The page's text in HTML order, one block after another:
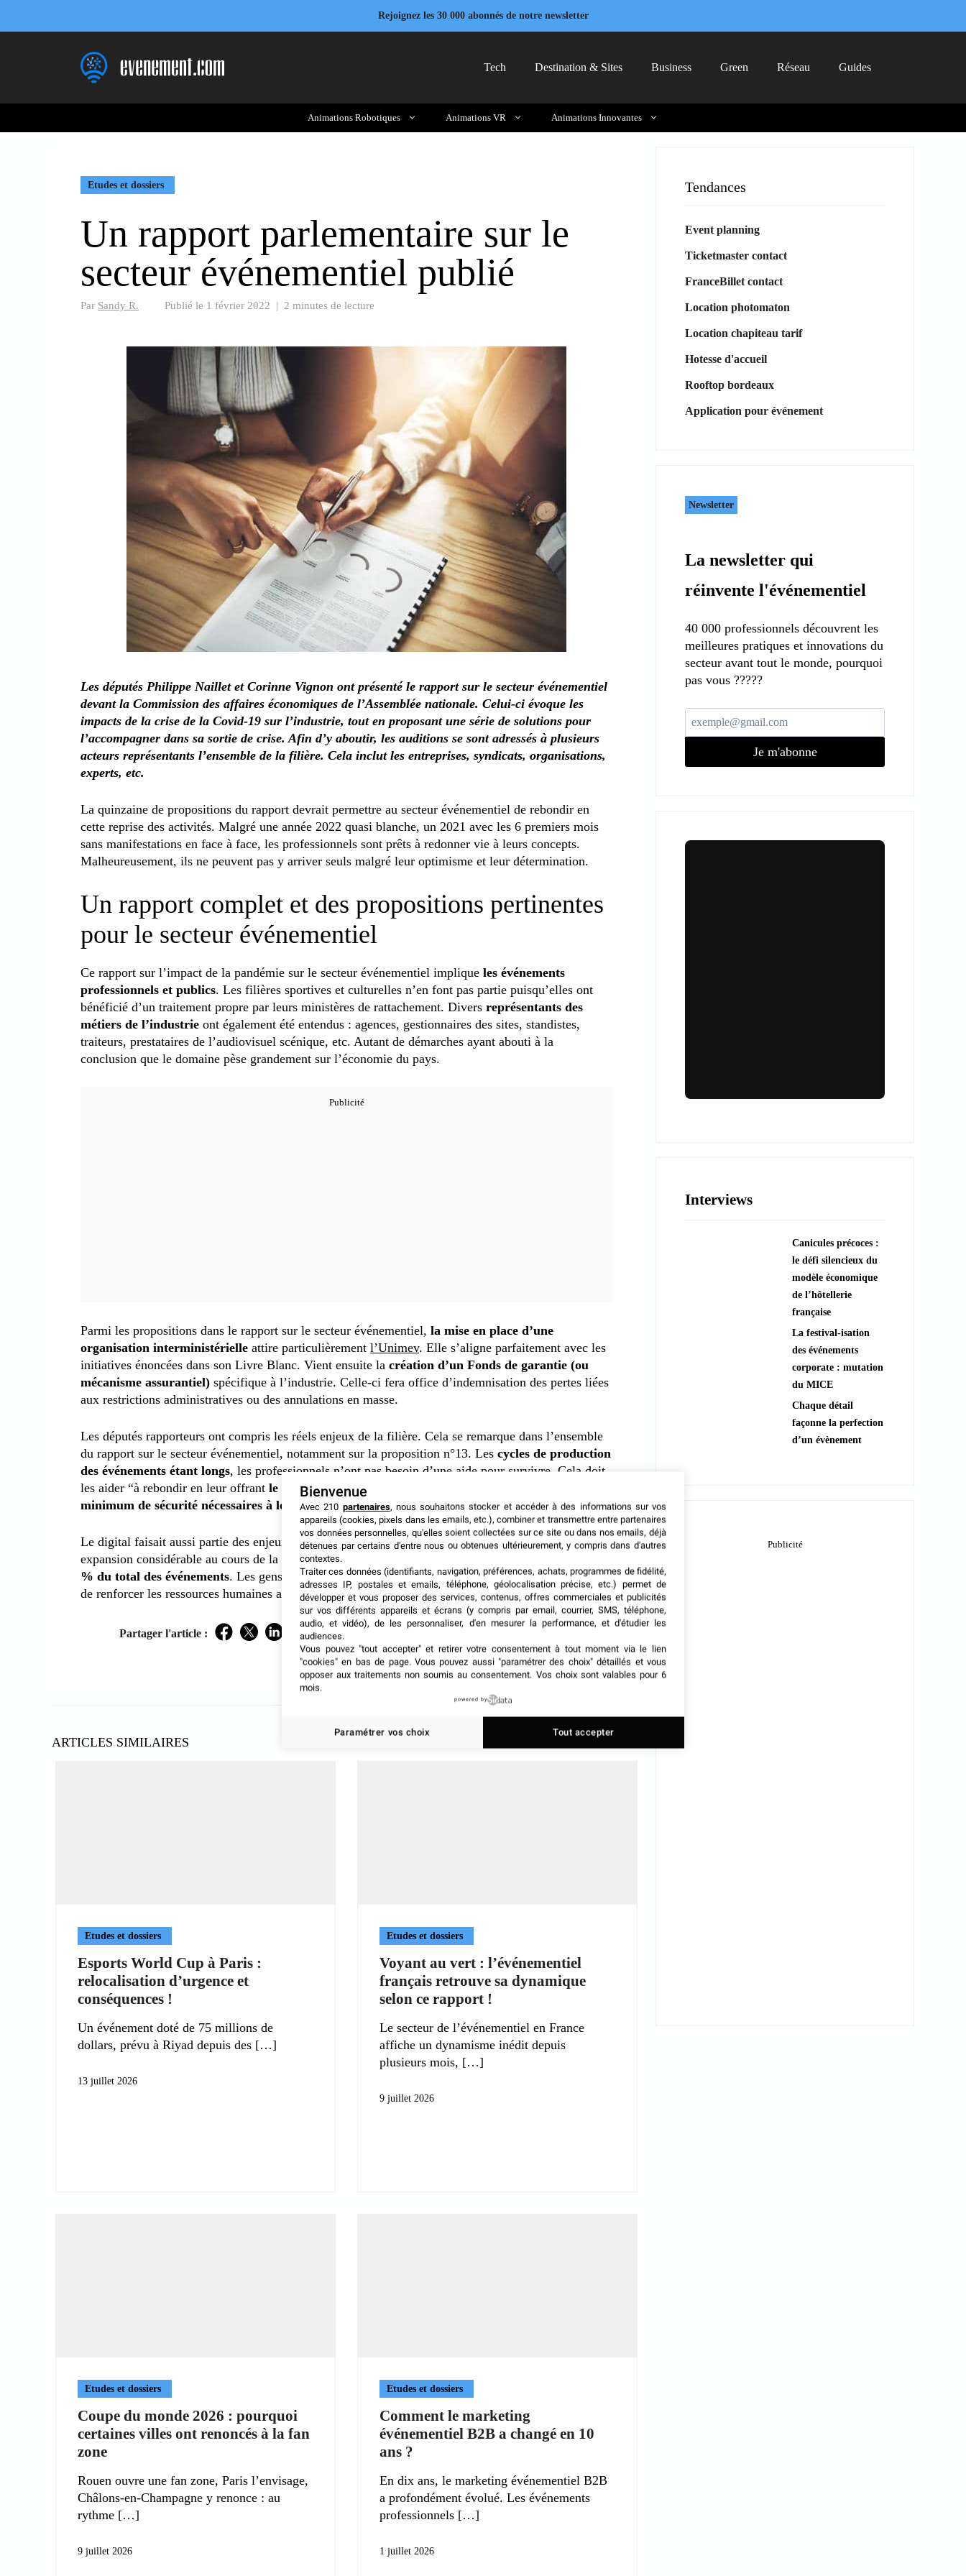
Rejoignez les 30 000 abonnés de notre newsletter
Tech Destination & Sites Business Green Réseau Guides
Animations Robotiques Animations VR Animations Innovantes
Etudes et dossiers
Un rapport parlementaire sur le
secteur événementiel publié
Par Sandy R. Publié le 1 février 2022 | 2 minutes de lecture
Les députés Philippe Naillet et Corinne Vignon ont présenté le rapport sur le secteur événementiel
devant la Commission des affaires économiques de l’Assemblée nationale. Celui-ci évoque les
impacts de la crise de la Covid-19 sur l’industrie, tout en proposant une série de solutions pour
l’accompagner dans sa sortie de crise. Afin d’y aboutir, les auditions se sont adressés à plusieurs
acteurs représentants l’ensemble de la filière. Cela inclut les entreprises, syndicats, organisations,
experts, etc.
La quinzaine de propositions du rapport devrait permettre au secteur événementiel de rebondir en
cette reprise des activités. Malgré une année 2022 quasi blanche, un 2021 avec les 6 premiers mois
sans manifestations en face à face, les professionnels sont prêts à redonner vie à leurs concepts.
Malheureusement, ils ne peuvent pas y arriver seuls malgré leur optimisme et leur détermination.
Un rapport complet et des propositions pertinentes
pour le secteur événementiel
Ce rapport sur l’impact de la pandémie sur le secteur événementiel implique les événements
professionnels et publics. Les filières sportives et culturelles n’en font pas partie puisqu’elles ont
bénéficié d’un traitement propre par leurs ministères de rattachement. Divers représentants des
métiers de l’industrie ont également été entendus : agences, gestionnaires des sites, standistes,
traiteurs, prestataires de l’audiovisuel scénique, etc. Autant de démarches ayant abouti à la
conclusion que le domaine pèse grandement sur l’économie du pays.
Parmi les propositions dans le rapport sur le secteur événementiel, la mise en place d’une
organisation interministérielle attire particulièrement l’Unimev. Elle s’aligne parfaitement avec les
initiatives énoncées dans son Livre Blanc. Vient ensuite la création d’un Fonds de garantie (ou
mécanisme assurantiel) spécifique à l’industrie. Celle-ci fera office d’indemnisation des pertes liées
aux restrictions administratives ou des annulations en masse.
Les députés rapporteurs ont compris les réels enjeux de la filière. Cela se remarque dans l’ensemble
du rapport sur le secteur événementiel, notamment sur la proposition n°13. Les cycles de production
des événements étant longs, les professionnels n’ont pas besoin d’une aide pour survivre. Cela doit
les aider “à rebondir en leur offrant le temps de sortir de
minimum de sécurité nécessaires à leursréinvestissements.”
Le digital faisait aussi partie des enjeux abordés par la députée Corinne Vignon. Malgré son
expansion considérable au cours de la crise, “ je ne pense pas que le digital représentera
% du total des événements. Les gens ont besoin de se rencontrer”, souligne-t-elle. D’où la nécessité
de renforcer les ressources humaines ainsi que leurs compétences via des formations spécifiques.
Partager l'article : Facebook
TwitterLinkedIn
ARTICLES SIMILAIRES
Etudes et dossiers
Esports World Cup à Paris :
relocalisation d’urgence et
conséquences !
Un événement doté de 75 millions de
dollars, prévu à Riyad depuis des
13 juillet 2026
Etudes et dossiers
Voyant au vert : l’événementiel
français retrouve sa dynamique
selon ce rapport !
Le secteur de l’événementiel en France
affiche un dynamisme inédit depuis
plusieurs mois,
9 juillet 2026
Etudes et dossiers
Coupe du monde 2026 : pourquoi
certaines villes ont renoncés à la fan
zone
Rouen ouvre une fan zone, Paris l’envisage,
Châlons-en-Champagne y renonce : au
rythme
9 juillet 2026
Etudes et dossiers
Comment le marketing
événementiel B2B a changé en 10
ans ?
En dix ans, le marketing événementiel B2B
a profondément évolué. Les événements
professionnels
1 juillet 2026
Tendances
Event planning
Ticketmaster contact
FranceBillet contact
Location photomaton
Location chapiteau tarif
Hotesse d'accueil
Rooftop bordeaux
Application pour événement
Newsletter
La newsletter qui
réinvente l'événementiel
40 000 professionnels découvrent les
meilleures pratiques et innovations du
secteur avant tout le monde, pourquoi
pas vous ?????
Je m'abonne
???? Explorer les animations
Interviews
Canicules précoces :
le défi silencieux du
modèle économique
de l’hôtellerie
française
La festival-isation
des événements
corporate : mutation
du MICE
Chaque détail
façonne la perfection
d’un évènement
Bienvenue
Avec 210 partenaires, nous souhaitons stocker et accéder à des informations sur vos
appareils (cookies, pixels dans les emails, etc.), combiner et transmettre entre partenaires
vos données personnelles, qu'elles soient collectées sur ce site ou dans nos emails, déjà
détenues par certains d'entre nous ou obtenues ultérieurement, y compris dans d'autres
contextes.
Traiter ces données (identifiants, navigation, préférences, achats, programmes de fidélité,
adresses IP, postales et emails, téléphone, géolocalisation précise, etc.) permet de
développer et vous proposer des services, contenus, offres commerciales et publicités
sur vos différents appareils et écrans (y compris par email, courrier, SMS, téléphone,
audio, et vidéo), de les personnaliser, d'en mesurer la performance, et d'étudier les
audiences.
Vous pouvez "tout accepter" et retirer votre consentement à tout moment via le lien
"cookies" en bas de page. Vous pouvez aussi "paramétrer des choix" détaillés et vous
opposer aux traitements non soumis au consentement. Vos choix sont valables pour 6
mois.
powered by
Paramétrer vos choix Tout accepter